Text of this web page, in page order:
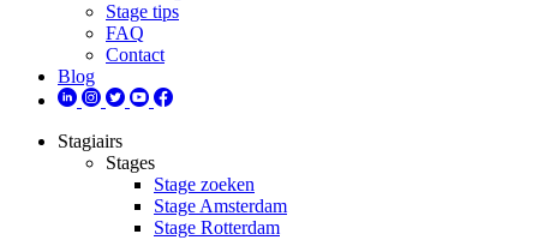
Stage tips
FAQ
Contact
Blog
Stagiairs
Stages
Stage zoeken
Stage Amsterdam
Stage Rotterdam